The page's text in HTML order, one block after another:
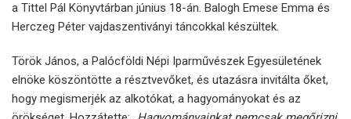
a Tittel Pál Könyvtárban június 18-án. Balogh Emese Emma és
Herczeg Péter vajdaszentiványi táncokkal készültek.
Török János, a Palócföldi Népi Iparművészek Egyesületének
elnöke köszöntötte a résztvevőket, és utazásra invitálta őket,
hogy megismerjék az alkotókat, a hagyományokat és az